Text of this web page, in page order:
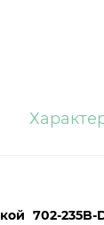
702-235B-